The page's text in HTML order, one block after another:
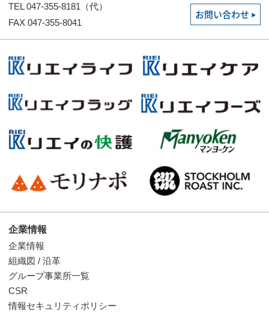
TEL 047-355-8181（代）
FAX 047-355-8041
お問い合わせ
企業情報
企業情報
組織図 / 沿革
グループ事業所一覧
CSR
情報セキュリティポリシー